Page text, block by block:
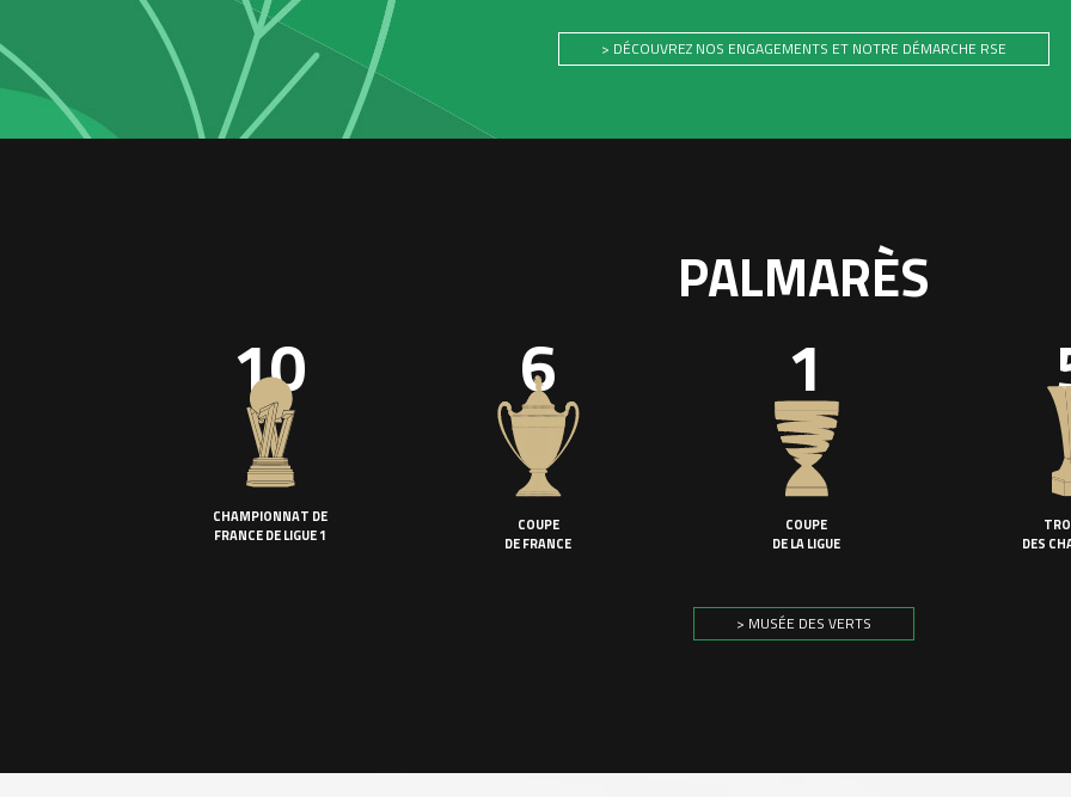
> DÉCOUVREZ NOS ENGAGEMENTS ET NOTRE DÉMARCHE RSE
PALMARÈS
10
CHAMPIONNAT DE
FRANCE DE LIGUE 1
6
COUPE
DE FRANCE
1
COUPE
DE LA LIGUE
DES
> MUSÉE DES VERTS